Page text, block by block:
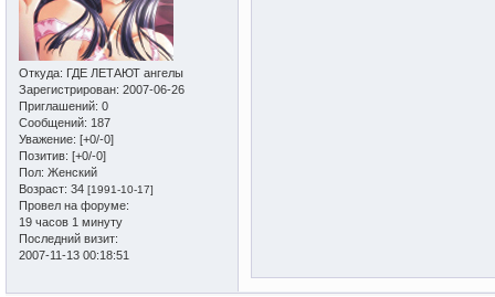
Откуда: ГДЕ ЛЕТАЮТ ангелы
Зарегистрирован: 2007-06-26
Приглашений: 0
Сообщений: 187
Уважение: [+0/-0]
Позитив: [+0/-0]
Пол: Женский
Возраст: 34 [1991-10-17]
Провел на форуме:
19 часов 1 минуту
Последний визит:
2007-11-13 00:18:51